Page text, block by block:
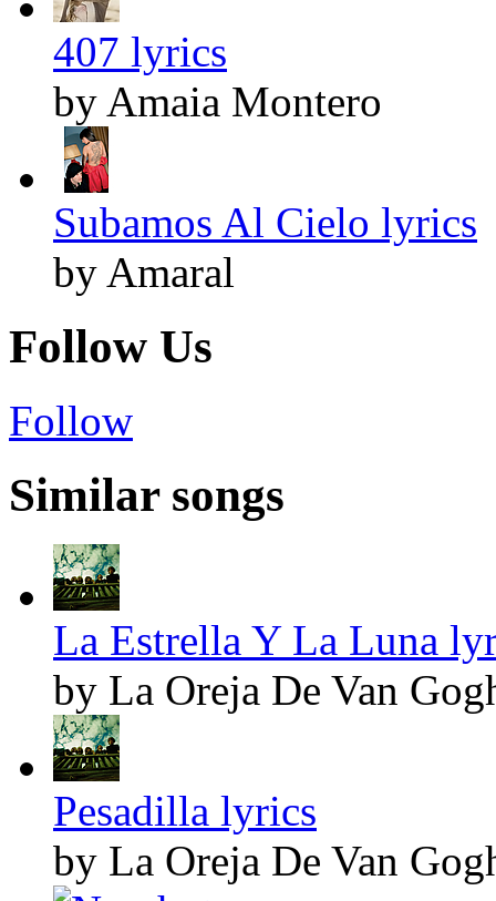
407 lyrics
by Amaia Montero
Subamos Al Cielo lyrics
by Amaral
Follow Us
Follow
Similar songs
La Estrella Y La Luna
by La Oreja De Van
Pesadilla lyrics
by La Oreja De Van